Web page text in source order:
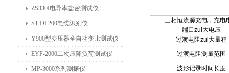
三相恒流源充电，充电
端口zui大电压
过渡电阻zui大量程
过渡电阻测量范围
波形记录时间长度
ZS330I电导率盐密测试仪
ST-DL200电缆识别仪
Y900型变压器全自动变比测试仪
EYF-2000二次压降负荷测试仪
MP-3000系列测振仪